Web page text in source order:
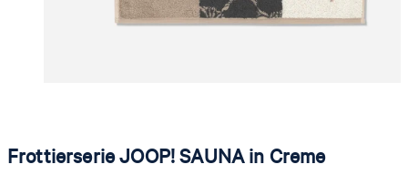
Frottierserie JOOP! SAUNA in Creme